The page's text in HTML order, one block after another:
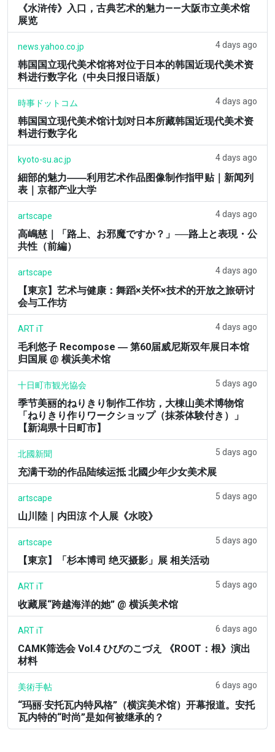
《水浒传》入口，古典艺术的魅力——大阪市立美术馆
展览
news.yahoo.co.jp 4 days ago
韩国国立现代美术馆将对位于日本的韩国近现代美术资
料进行数字化（中央日报日语版）
時事ドットコム 4 days ago
韩国国立现代美术馆计划对日本所藏韩国近现代美术资
料进行数字化
kyoto-su.ac.jp 4 days ago
細部的魅力――利用艺术作品图像制作指甲贴｜新闻列
表｜京都产业大学
artscape 4 days ago
高嶋慈｜「路上、お邪魔ですか？」──路上と表現・公
共性（前編）
artscape 4 days ago
【東京】艺术与健康：舞蹈×关怀×技术的开放之旅研讨
会与工作坊
ART iT 4 days ago
毛利悠子 Recompose ― 第60届威尼斯双年展日本馆
归国展 @ 横浜美术馆
十日町市観光協会 5 days ago
季节美丽的ねりきり制作工作坊，大棟山美术博物馆
「ねりきり作りワークショップ（抹茶体験付き）」
【新潟県十日町市】
北國新聞 5 days ago
充满干劲的作品陆续运抵 北國少年少女美术展
artscape 5 days ago
山川陸｜内田涼 个人展《水咬》
artscape 5 days ago
【東京】「杉本博司 绝灭摄影」展 相关活动
ART iT 5 days ago
收藏展“跨越海洋的她” @ 横浜美术馆
ART iT 6 days ago
CAMK筛选会 Vol.4 ひびのこづえ 《ROOT：根》演出
材料
美術手帖 6 days ago
“玛丽·安托瓦内特风格”（横滨美术馆）开幕报道。安托
瓦内特的“时尚”是如何被继承的？